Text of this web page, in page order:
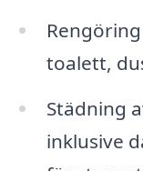
toalett,
Städning
inklusive